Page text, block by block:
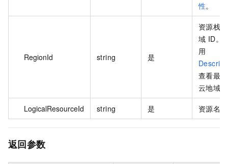
性。
RegionId string 是
资源栈
域 ID。
用
查看最
云地域
LogicalResourceId string 是 资源名
返回参数